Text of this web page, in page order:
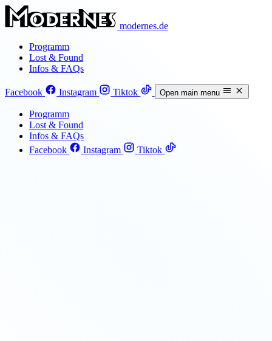
modernes.de
Programm
Lost & Found
Infos & FAQs
Facebook Instagram Tiktok Open main menu
Programm
Lost & Found
Infos & FAQs
Facebook
Instagram Tiktok